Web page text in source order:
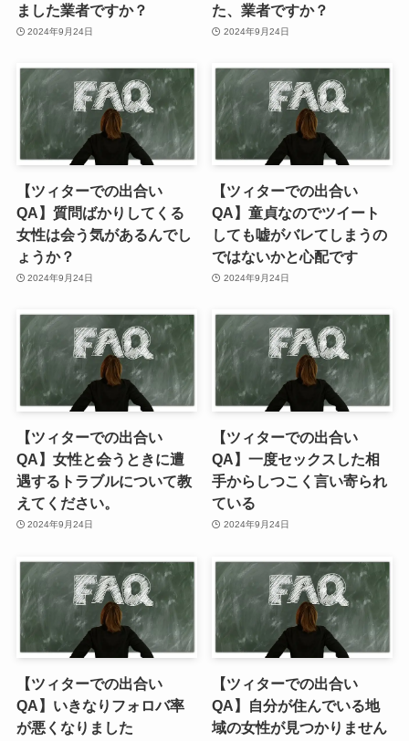
ました業者ですか？
2024年9月24日
た、業者ですか？
2024年9月24日
【ツィターでの出合い
QA】質問ばかりしてくる
女性は会う気があるんでし
ょうか？
2024年9月24日
【ツィターでの出合い
QA】童貞なのでツイート
しても嘘がバレてしまうの
ではないかと心配です
2024年9月24日
【ツィターでの出合い
QA】女性と会うときに遭
遇するトラブルについて教
えてください。
2024年9月24日
【ツィターでの出合い
QA】一度セックスした相
手からしつこく言い寄られ
ている
2024年9月24日
【ツィターでの出合い
QA】いきなりフォロバ率
が悪くなりました
【ツィターでの出合い
QA】自分が住んでいる地
域の女性が見つかりません